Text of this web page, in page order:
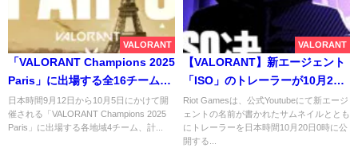
VALORANT
「VALORANT Champions 2025
Paris」に出場する全16チームが
決定
日本時間9月12日から10月5日にかけて開
催される「VALORANT Champions 2025
Paris」に出場する各地域4チーム、計...
VALORANT
【VALORANT】新エージェント
「ISO」のトレーラーが10月20
日0時に公開
Riot Gamesは、公式Youtubeにて新エージ
ェントの名前が書かれたサムネイルととも
にトレーラーを日本時間10月20日0時に公
開する...